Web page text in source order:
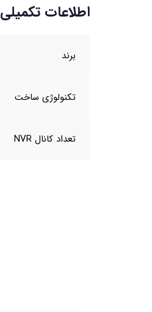
اطلاعات تکمیلی
برند
تکنولوژی ساخت
تعداد کانال NVR